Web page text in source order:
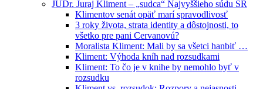
JUDr. Juraj Kliment – „sudca“ Najvyššieho súdu SR
Klimentov senát opäť marí spravodlivosť
3 roky života, strata identity a dôstojnosti, to
všetko pre pani Cervanovú?
Moralista Kliment: Mali by sa všetci hanbiť …
Kliment: Výhoda kníh nad rozsudkami
Kliment: To čo je v knihe by nemohlo byť v
rozsudku